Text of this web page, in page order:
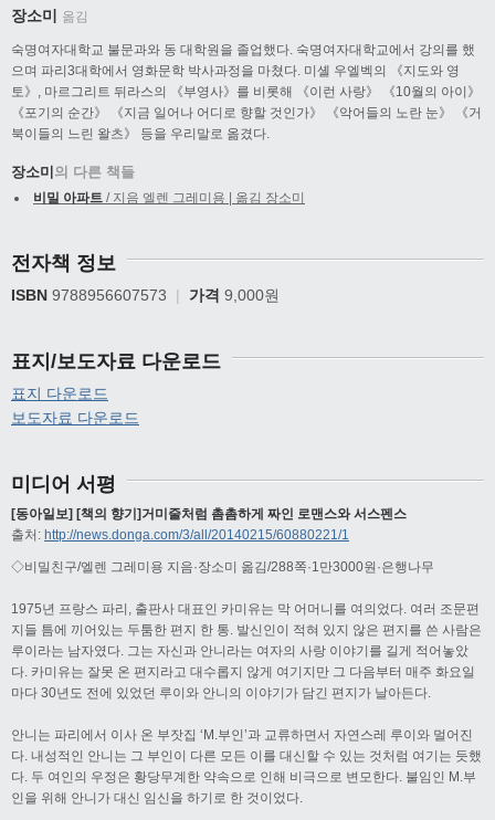
장소미 옮김
숙명여자대학교 불문과와 동 대학원을 졸업했다. 숙명여자대학교에서 강의를 했
으며 파리3대학에서 영화문학 박사과정을 마쳤다. 미셸 우엘벡의 《지도와 영
토》, 마르그리트 뒤라스의 《부영사》를 비롯해 《이런 사랑》 《10월의 아이》
《포기의 순간》 《지금 일어나 어디로 향할 것인가》 《악어들의 노란 눈》 《거
북이들의 느린 왈츠》 등을 우리말로 옮겼다.
장소미 의 다른 책들
비밀 아파트 / 지음 엘렌 그레미용 | 옮김 장소미
전자책 정보
ISBN 9788956607573 | 가격 9,000원
표지/보도자료 다운로드
표지 다운로드
보도자료 다운로드
미디어 서평
[동아일보] [책의 향기]거미줄처럼 촘촘하게 짜인 로맨스와 서스펜스
출처: http://news.donga.com/3/all/20140215/60880221/1
◇비밀친구/엘렌 그레미용 지음·장소미 옮김/288쪽·1만3000원·은행나무
1975년 프랑스 파리, 출판사 대표인 카미유는 막 어머니를 여의었다. 여러 조문편
지들 틈에 끼어있는 두툼한 편지 한 통. 발신인이 적혀 있지 않은 편지를 쓴 사람은
루이라는 남자였다. 그는 자신과 안니라는 여자의 사랑 이야기를 길게 적어놓았
다. 카미유는 잘못 온 편지라고 대수롭지 않게 여기지만 그 다음부터 매주 화요일
마다 30년도 전에 있었던 루이와 안니의 이야기가 담긴 편지가 날아든다.
안니는 파리에서 이사 온 부잣집 ‘M.부인’과 교류하면서 자연스레 루이와 멀어진
다. 내성적인 안니는 그 부인이 다른 모든 이를 대신할 수 있는 것처럼 여기는 듯했
다. 두 여인의 우정은 황당무계한 약속으로 인해 비극으로 변모한다. 불임인 M.부
인을 위해 안니가 대신 임신을 하기로 한 것이었다.